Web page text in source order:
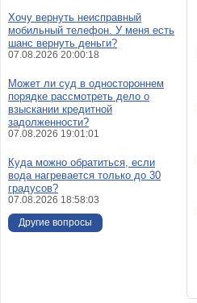
Хочу вернуть неисправный
мобильный телефон. У меня есть
шанс вернуть деньги?
07.08.2026 20:00:18
Может ли суд в одностороннем
порядке рассмотреть дело о
взыскании кредитной
задолженности?
07.08.2026 19:01:01
Куда можно обратиться, если
вода нагревается только до 30
градусов?
07.08.2026 18:58:03
Другие вопросы